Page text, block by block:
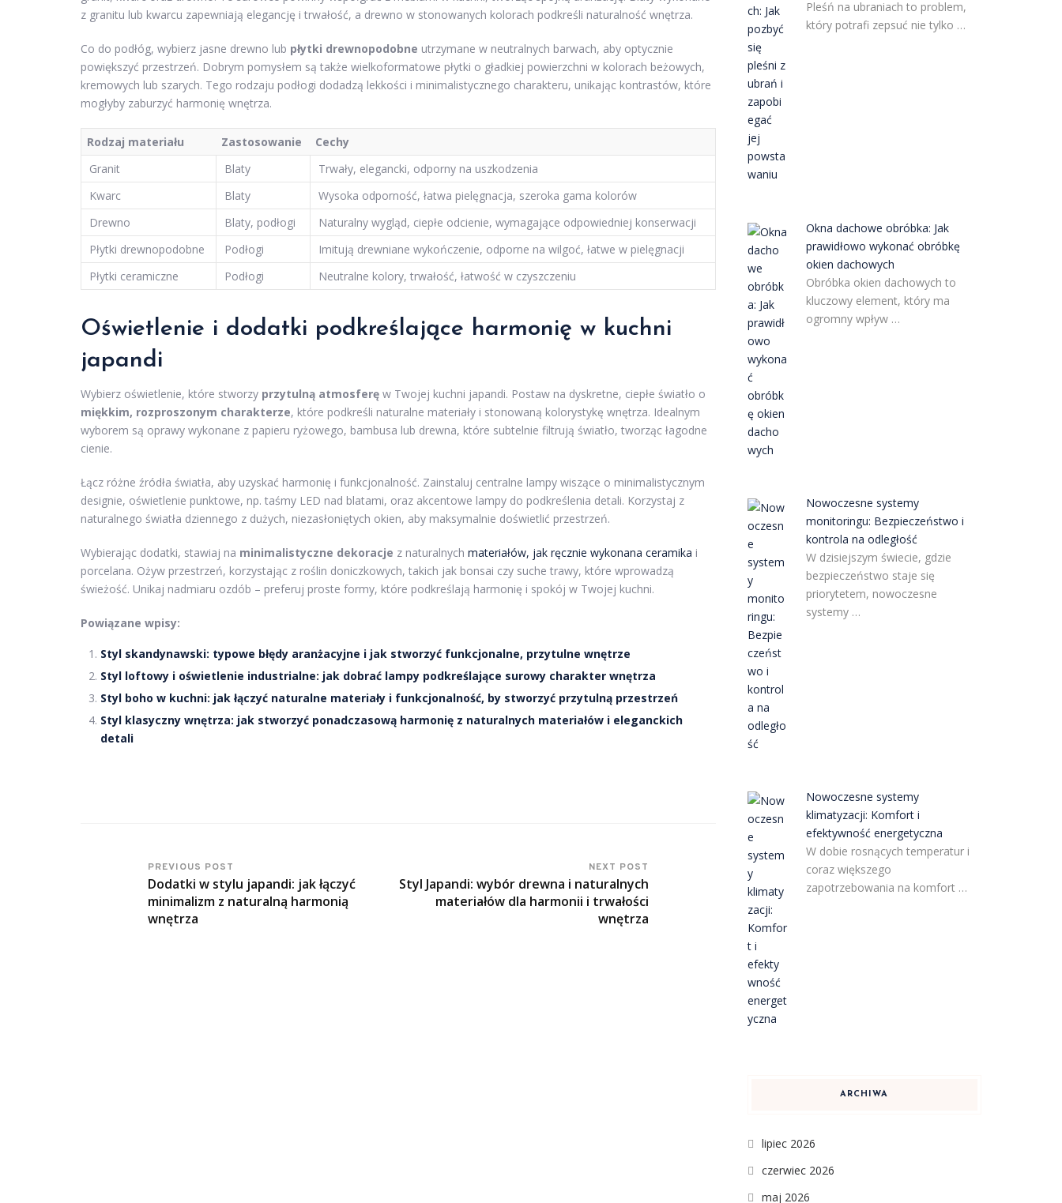
z granitu lub kwarcu zapewniają elegancję i trwałość, a drewno w stonowanych kolorach podkreśli naturalność wnętrza.
Co do podłóg, wybierz jasne drewno lub płytki drewnopodobne utrzymane w neutralnych barwach, aby optycznie
powiększyć przestrzeń. Dobrym pomysłem są także wielkoformatowe płytki o gładkiej powierzchni w kolorach beżowych,
kremowych lub szarych. Tego rodzaju podłogi dodadzą lekkości i minimalistycznego charakteru, unikając kontrastów, które
mogłyby zaburzyć harmonię wnętrza.
Rodzaj materiału Zastosowanie
Cechy
Granit
Blaty
Trwały, elegancki, odporny na uszkodzenia
Kwarc
Blaty
Wysoka odporność, łatwa pielęgnacja, szeroka gama kolorów
Drewno
Blaty, podłogi
Naturalny wygląd, ciepłe odcienie, wymagające odpowiedniej konserwacji
Płytki drewnopodobne
Podłogi
Imitują drewniane wykończenie, odporne na wilgoć, łatwe w pielęgnacji
Płytki ceramiczne
Podłogi Neutralne kolory, trwałość, łatwość w czyszczeniu
Oświetlenie i dodatki podkreślające harmonię w kuchni
japandi
Wybierz oświetlenie, które stworzy przytulną atmosferę w Twojej kuchni japandi. Postaw na dyskretne, ciepłe światło o
miękkim, rozproszonym charakterze, które podkreśli naturalne materiały i stonowaną kolorystykę wnętrza. Idealnym
wyborem są oprawy wykonane z papieru ryżowego, bambusa lub drewna, które subtelnie filtrują światło, tworząc łagodne
cienie.
Łącz różne źródła światła, aby uzyskać harmonię i funkcjonalność. Zainstaluj centralne lampy wiszące o minimalistycznym
designie, oświetlenie punktowe, np. taśmy LED nad blatami, oraz akcentowe lampy do podkreślenia detali. Korzystaj z
naturalnego światła dziennego z dużych, niezasłoniętych okien, aby maksymalnie doświetlić przestrzeń.
Wybierając dodatki, stawiaj na minimalistyczne dekoracje z naturalnych materiałów, jak ręcznie wykonana ceramika i
porcelana. Ożyw przestrzeń, korzystając z roślin doniczkowych, takich jak bonsai czy suche trawy, które wprowadzą
świeżość. Unikaj nadmiaru ozdób – preferuj proste formy, które podkreślają harmonię i spokój w Twojej kuchni.
Powiązane wpisy:
Styl skandynawski: typowe błędy aranżacyjne i jak stworzyć funkcjonalne, przytulne wnętrze
Styl loftowy i oświetlenie industrialne: jak dobrać lampy podkreślające surowy charakter wnętrza
Styl boho w kuchni: jak łączyć naturalne materiały i funkcjonalność, by stworzyć przytulną przestrzeń
Styl klasyczny wnętrza: jak stworzyć ponadczasową harmonię z naturalnych materiałów i eleganckich
detali
PREVIOUS POST
Dodatki w stylu japandi: jak łączyć
minimalizm z naturalną harmonią
wnętrza
NEXT POST
Styl Japandi: wybór drewna i naturalnych
materiałów dla harmonii i trwałości
wnętrza
Pleśń na ubraniach to problem,
który potrafi zepsuć nie tylko …
Okna dachowe obróbka: Jak
prawidłowo wykonać obróbkę
okien dachowych
Obróbka okien dachowych to
kluczowy element, który ma
ogromny wpływ …
Nowoczesne systemy
monitoringu: Bezpieczeństwo i
kontrola na odległość
W dzisiejszym świecie, gdzie
bezpieczeństwo staje się
priorytetem, nowoczesne
systemy …
Nowoczesne systemy
klimatyzacji: Komfort i
efektywność energetyczna
W dobie rosnących temperatur i
coraz większego
zapotrzebowania na komfort …
ARCHIWA
lipiec 2026
czerwiec 2026
maj 2026